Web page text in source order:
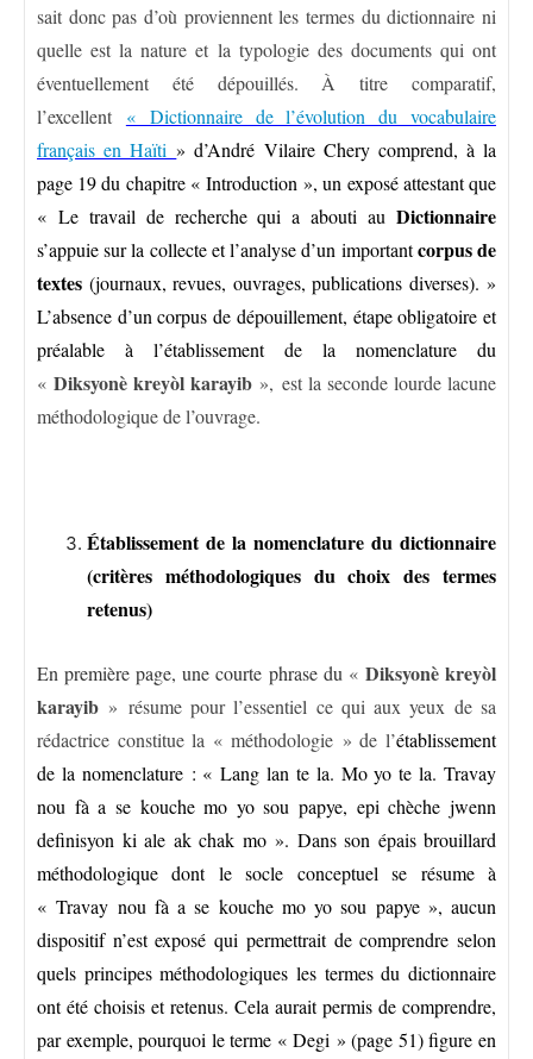
sait donc pas d’où proviennent les termes du dictionnaire ni
quelle est la nature et la typologie des documents qui ont
éventuellement été dépouillés. À titre comparatif,
l’excellent « Dictionnaire de l’évolution du vocabulaire
français en Haïti» d’André Vilaire Chery comprend, à la
page 19 du chapitre « Introduction », un exposé attestant que
« Le travail de recherche qui a abouti au Dictionnaire
s’appuie sur la collecte et l’analyse d’un importantcorpus de
textes (journaux, revues, ouvrages, publications diverses). »
L’absence d’un corpus de dépouillement, étape obligatoire et
préalable à l’établissement de la nomenclature du
«Diksyonè kreyòl karayib », est la seconde lourde lacune
méthodologique de l’ouvrage.
Établissement de la nomenclature du dictionnaire
(critères méthodologiques du choix des termes
retenus)
En première page, une courte phrase du « Diksyonè kreyòl
karayib » résume pour l’essentiel ce qui aux yeux de sa
rédactrice constitue la « méthodologie » de l’établissement
de la nomenclature : « Lang lan te la. Mo yo te la. Travay
nou fà a se kouche mo yo sou papye, epi chèche jwenn
definisyon ki ale ak chak mo ». Dans son épais brouillard
méthodologique dont le socle conceptuel se résume à
« Travay nou fà a se kouche mo yo sou papye », aucun
dispositif n’est exposé qui permettrait de comprendre selon
quels principes méthodologiques les termes du dictionnaire
ont été choisis et retenus. Cela aurait permis de comprendre,
par exemple, pourquoi le terme « Degi » (page 51) figure en